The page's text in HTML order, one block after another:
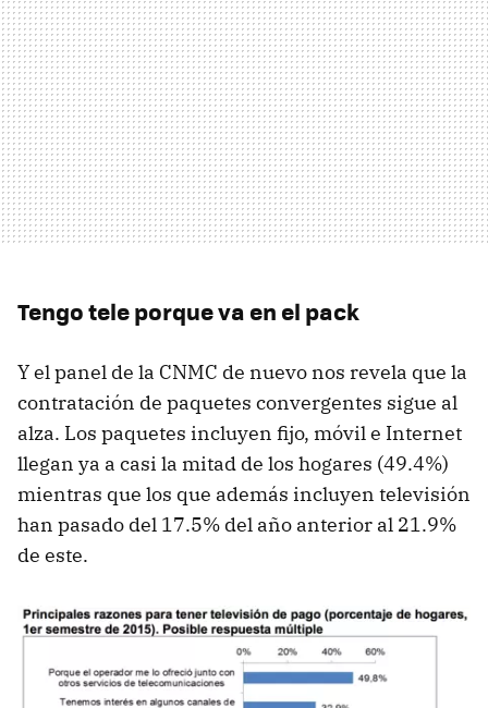
Tengo tele porque va en el pack
Y el panel de la CNMC de nuevo nos revela que la
contratación de paquetes convergentes sigue al
alza. Los paquetes incluyen fijo, móvil e Internet
llegan ya a casi la mitad de los hogares (49.4%)
mientras que los que además incluyen televisión
han pasado del 17.5% del año anterior al 21.9%
de este.